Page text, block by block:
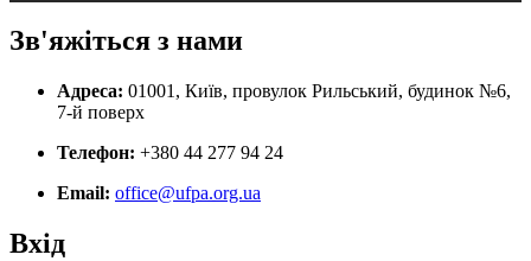
Зв'яжіться з нами
Адреса: 01001, Київ, провулок Рильський, будинок №6,
7-й поверх
Телефон: +380 44 277 94 24
Email: office@ufpa.org.ua
Вхід